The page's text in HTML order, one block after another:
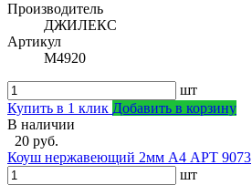
Производитель
ДЖИЛЕКС
Артикул
М4920
шт
Купить в 1 клик Добавить в корзину
В наличии
20 руб.
Коуш нержавеющий 2мм А4 АРТ 9073
шт